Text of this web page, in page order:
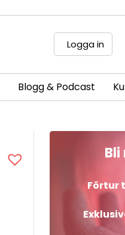
Logga in
Blogg & Podcast
Förtur